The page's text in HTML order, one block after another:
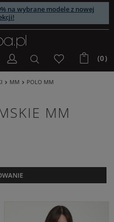
na wybrane modele z nowej
(0)
MM POLO MM
MM